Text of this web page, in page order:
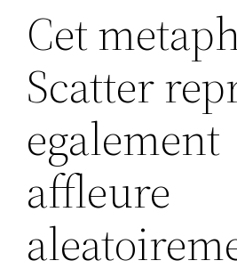
Cet
Scatter
egalement
affleure